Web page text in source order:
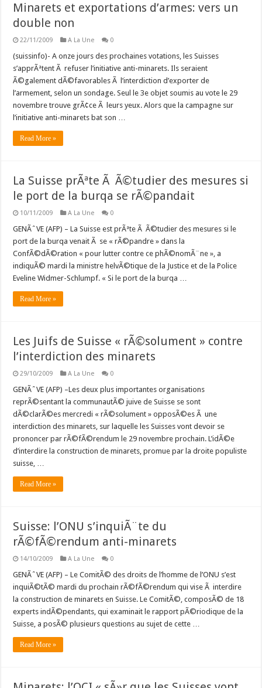
Minarets et exportations d’armes: vers un
double non
22/11/2009 A La Une 0
(suissinfo)- A onze jours des prochaines votations, les Suisses
s’apprÃªtent Ã refuser l’initiative anti-minarets. Ils seraient
Ã©galement dÃ©favorables Ã l’interdiction d’exporter de
l’armement, selon un sondage. Seul le 3e objet soumis au vote le 29
novembre trouve grÃ¢ce Ã leurs yeux. Alors que la campagne sur
l’initiative anti-minarets bat son …
Read More »
La Suisse prÃªte Ã Ã©tudier des mesures si
le port de la burqa se rÃ©pandait
10/11/2009 A La Une 0
GENÃˆVE (AFP) – La Suisse est prÃªte Ã Ã©tudier des mesures si le
port de la burqa venait Ã se « rÃ©pandre » dans la
ConfÃ©dÃ©ration « pour lutter contre ce phÃ©nomÃ¨ne », a
indiquÃ© mardi la ministre helvÃ©tique de la Justice et de la Police
Eveline Widmer-Schlumpf. « Si le port de la burqa …
Read More »
Les Juifs de Suisse « rÃ©solument » contre
l’interdiction des minarets
29/10/2009 A La Une 0
GENÃˆVE (AFP) –Les deux plus importantes organisations
reprÃ©sentant la communautÃ© juive de Suisse se sont
dÃ©clarÃ©es mercredi « rÃ©solument » opposÃ©es Ã une
interdiction des minarets, sur laquelle les Suisses vont devoir se
prononcer par rÃ©fÃ©rendum le 29 novembre prochain. L’idÃ©e
d’interdire la construction de minarets, promue par la droite populiste
suisse, …
Read More »
Suisse: l’ONU s’inquiÃ¨te du
rÃ©fÃ©rendum anti-minarets
14/10/2009 A La Une 0
GENÃˆVE (AFP) – Le ComitÃ© des droits de l’homme de l’ONU s’est
inquiÃ©tÃ© mardi du prochain rÃ©fÃ©rendum qui vise Ã interdire
la construction de minarets en Suisse. Le ComitÃ©, composÃ© de 18
experts indÃ©pendants, qui examinait le rapport pÃ©riodique de la
Suisse, a posÃ© plusieurs questions au sujet de cette …
Read More »